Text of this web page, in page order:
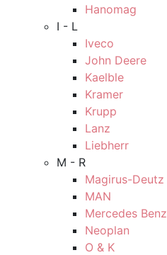
Hanomag
I - L
Iveco
John Deere
Kaelble
Kramer
Krupp
Lanz
Liebherr
M - R
Magirus-Deutz
MAN
Mercedes Benz
Neoplan
O & K